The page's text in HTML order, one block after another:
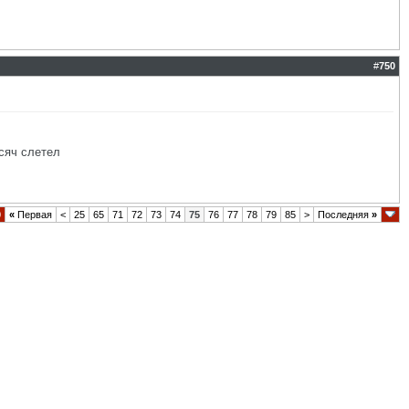
#750
слетел
« Первая < 25 65 71 72 73 74 75 76 77 78 79 85 > Последняя »